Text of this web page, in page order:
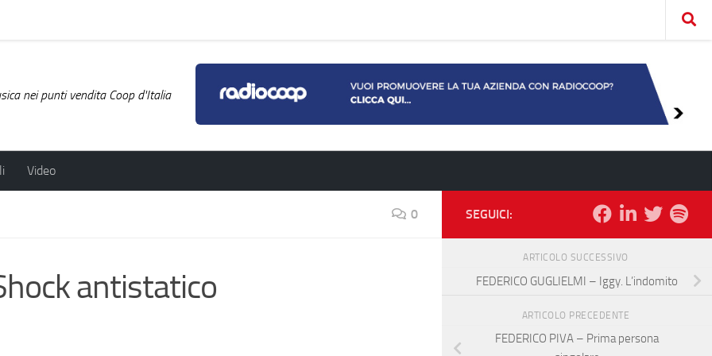
nei punti vendita Coop d'Italia
Video
0
antistatico
SEGUICI:
ARTICOLO SUCCESSIVO
FEDERICO GUGLIELMI – Iggy. L’indomito
ARTICOLO PRECEDENTE
FEDERICO PIVA – Prima persona